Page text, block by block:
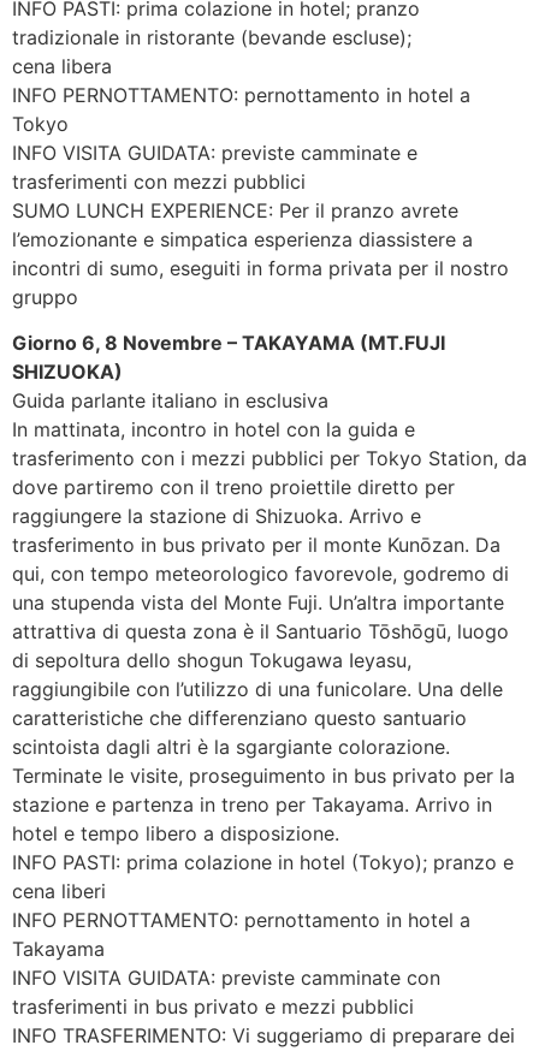
INFO PASTI: prima colazione in hotel; pranzo
tradizionale in ristorante (bevande escluse);
cena libera
INFO PERNOTTAMENTO: pernottamento in hotel a
Tokyo
INFO VISITA GUIDATA: previste camminate e
trasferimenti con mezzi pubblici
SUMO LUNCH EXPERIENCE: Per il pranzo avrete
l’emozionante e simpatica esperienza diassistere a
incontri di sumo, eseguiti in forma privata per il nostro
gruppo
Giorno 6, 8 Novembre – TAKAYAMA (MT.FUJI
SHIZUOKA)
Guida parlante italiano in esclusiva
In mattinata, incontro in hotel con la guida e
trasferimento con i mezzi pubblici per Tokyo Station, da
dove partiremo con il treno proiettile diretto per
raggiungere la stazione di Shizuoka. Arrivo e
trasferimento in bus privato per il monte Kunōzan. Da
qui, con tempo meteorologico favorevole, godremo di
una stupenda vista del Monte Fuji. Un’altra importante
attrattiva di questa zona è il Santuario Tōshōgū, luogo
di sepoltura dello shogun Tokugawa Ieyasu,
raggiungibile con l’utilizzo di una funicolare. Una delle
caratteristiche che differenziano questo santuario
scintoista dagli altri è la sgargiante colorazione.
Terminate le visite, proseguimento in bus privato per la
stazione e partenza in treno per Takayama. Arrivo in
hotel e tempo libero a disposizione.
INFO PASTI: prima colazione in hotel (Tokyo); pranzo e
cena liberi
INFO PERNOTTAMENTO: pernottamento in hotel a
Takayama
INFO VISITA GUIDATA: previste camminate con
trasferimenti in bus privato e mezzi pubblici
INFO TRASFERIMENTO: Vi suggeriamo di preparare dei